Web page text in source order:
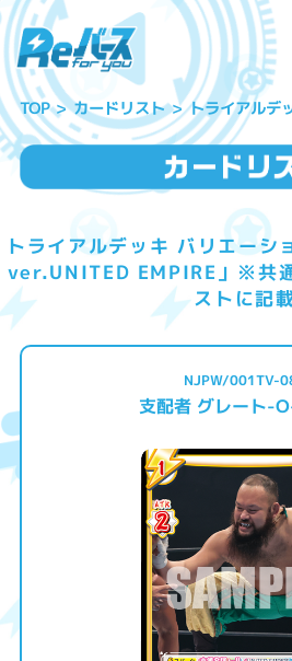
TOP カードリスト トライアルデ
トライアルデッキ バリエーシ
ver.UNITED EMPIRE」※共
ストに記
NJPW/001TV-
支配者 グレート-